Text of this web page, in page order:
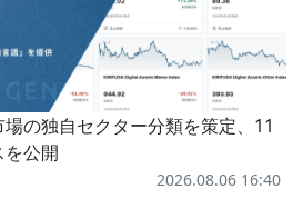
の独自セクター分類を策定、11
公開
2026.08.06 16:40